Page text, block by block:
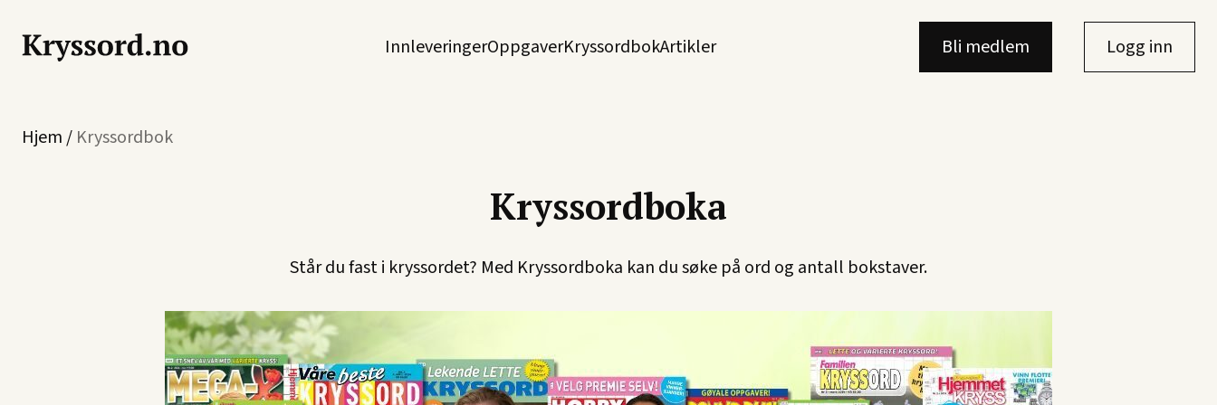
InnleveringerOppgaverKryssordbokArtikler Bli medlem Logg inn
Hjem/ Kryssordbok
Kryssordboka
Står du fast i kryssordet? Med Kryssordboka kan du søke på ord og antall bokstaver.